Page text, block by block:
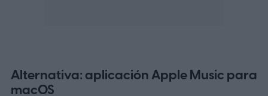
Alternativa: aplicación Apple Music para
macOS